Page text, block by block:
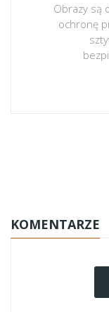
Obrazy są
ochronę
KOMENTARZE